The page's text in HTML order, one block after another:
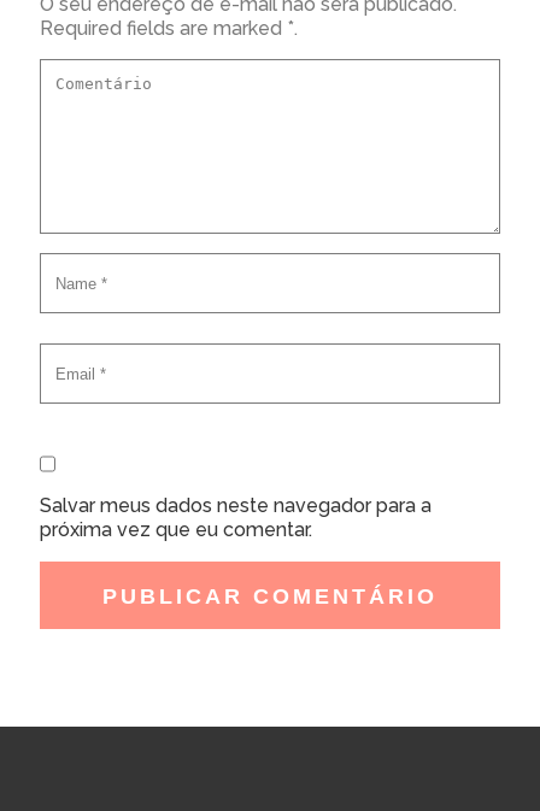
Required fields are marked *.
Salvar meus dados neste navegador para a
próxima vez que eu comentar.